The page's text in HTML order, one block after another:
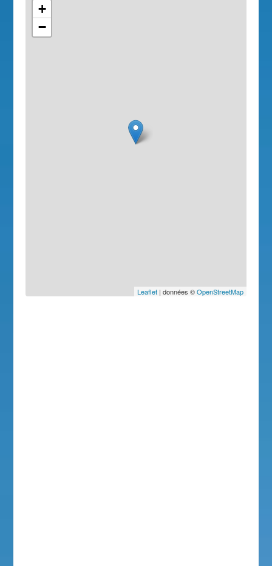
+
−
Leaflet| données ©OpenStreetMap